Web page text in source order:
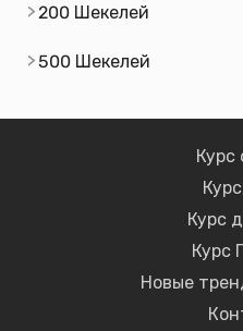
200 Шекелей
500 Шекелей
Курс
Курс
Курс
Новые